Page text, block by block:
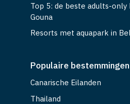
Top 5: de beste adults-only
Gouna
Resorts met aquapark in
Populaire bestemmingen
Canarische Eilanden
Thailand